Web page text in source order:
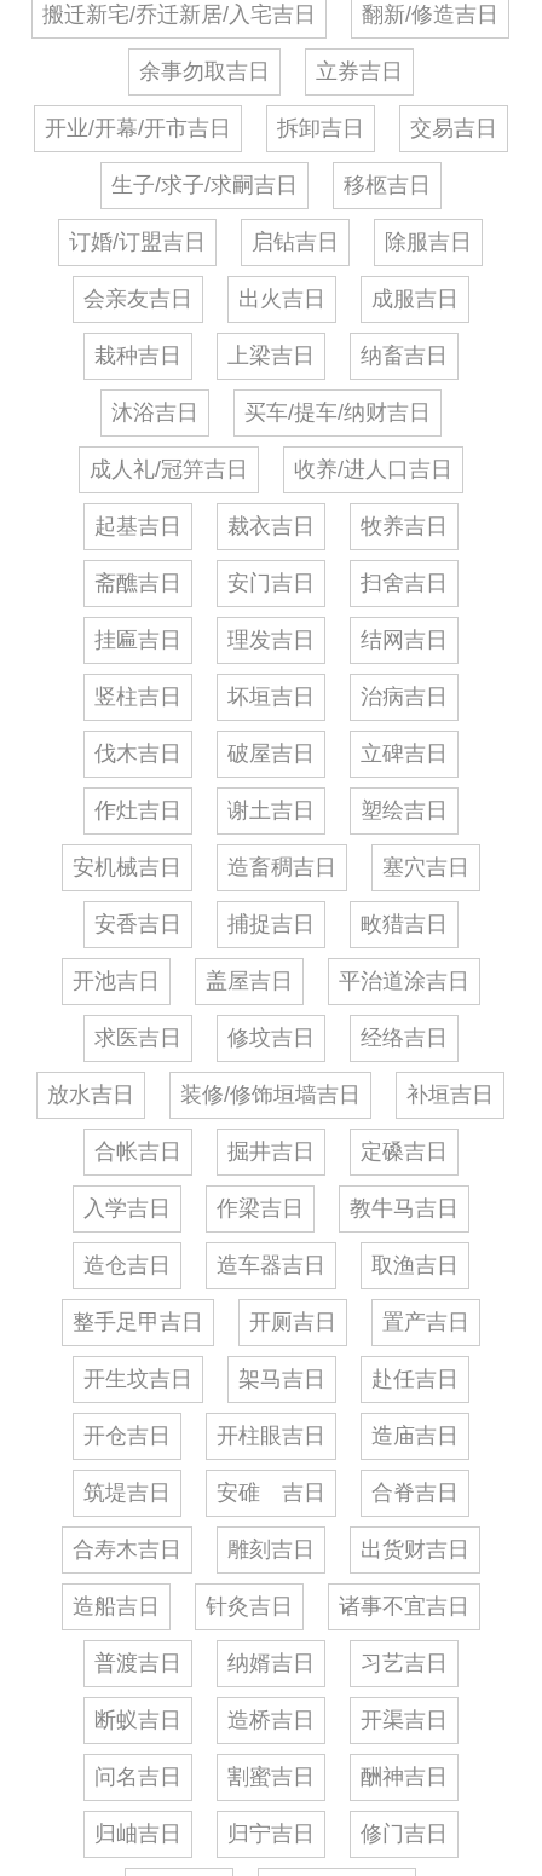
搬迁新宅/乔迁新居/入宅吉日 翻新/修造吉日
余事勿取吉日 立券吉日
开业/开幕/开市吉日 拆卸吉日 交易吉日
生子/求子/求嗣吉日 移柩吉日
订婚/订盟吉日 启钻吉日 除服吉日
会亲友吉日 出火吉日 成服吉日
栽种吉日 上梁吉日 纳畜吉日
沐浴吉日 买车/提车/纳财吉日
成人礼/冠笄吉日 收养/进人口吉日
起基吉日 裁衣吉日 牧养吉日
斋醮吉日 安门吉日 扫舍吉日
挂匾吉日 理发吉日 结网吉日
竖柱吉日 坏垣吉日 治病吉日
伐木吉日 破屋吉日 立碑吉日
作灶吉日 谢土吉日 塑绘吉日
安机械吉日 造畜稠吉日 塞穴吉日
安香吉日 捕捉吉日 畋猎吉日
开池吉日 盖屋吉日 平治道涂吉日
求医吉日 修坟吉日 经络吉日
放水吉日 装修/修饰垣墙吉日 补垣吉日
合帐吉日 掘井吉日 定磉吉日
入学吉日 作梁吉日 教牛马吉日
造仓吉日 造车器吉日 取渔吉日
整手足甲吉日 开厕吉日 置产吉日
开生坟吉日 架马吉日 赴任吉日
开仓吉日 开柱眼吉日 造庙吉日
筑堤吉日 安碓 吉日 合脊吉日
合寿木吉日 雕刻吉日 出货财吉日
造船吉日 针灸吉日 诸事不宜吉日
普渡吉日 纳婿吉日 习艺吉日
断蚁吉日 造桥吉日 开渠吉日
问名吉日 割蜜吉日 酬神吉日
归岫吉日 归宁吉日 修门吉日